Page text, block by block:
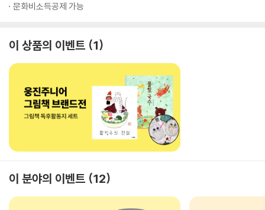
문화비소득공제 가능
이 상품의 이벤트 1
이 분야의 이벤트 12